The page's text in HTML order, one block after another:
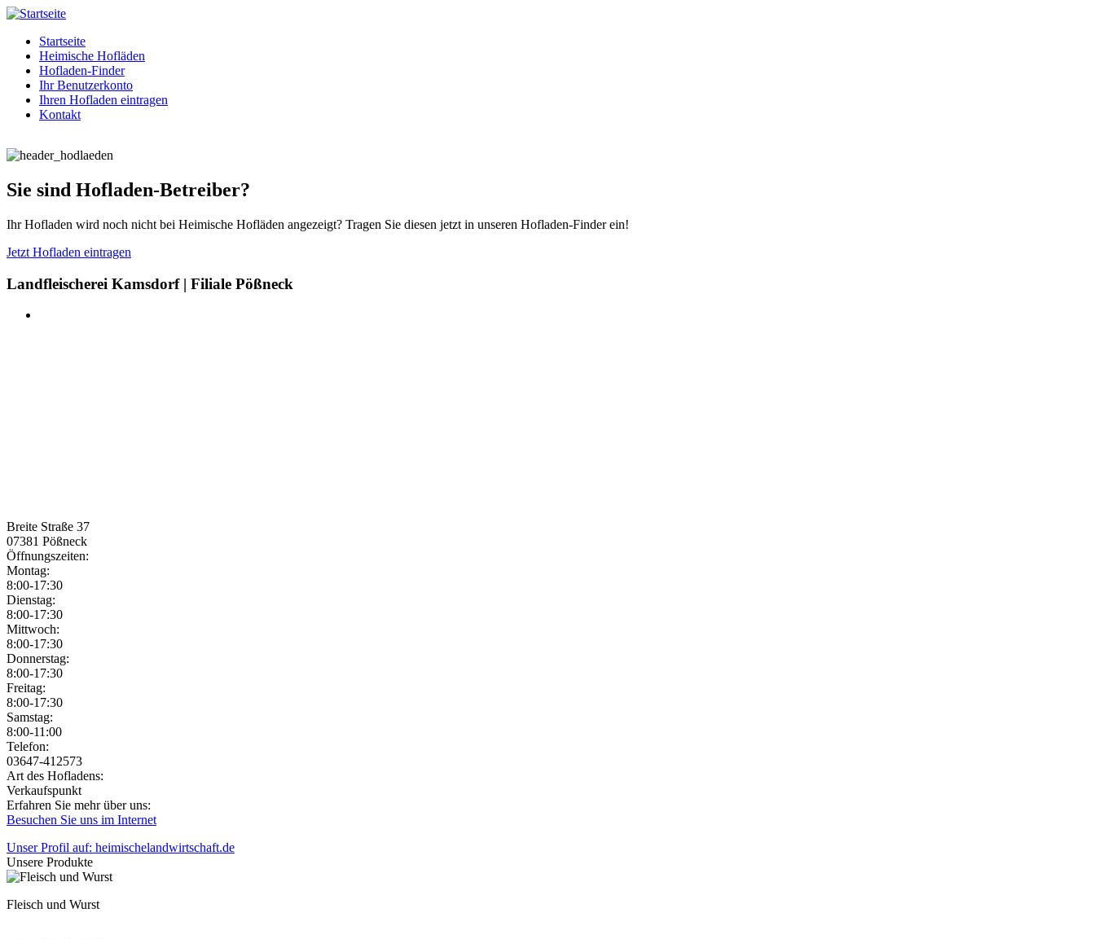
Startseite
Heimische Hofläden
Hofladen-Finder
Ihr Benutzerkonto
Ihren Hofladen eintragen
Kontakt
Sie sind Hofladen-Betreiber?
Ihr Hofladen wird noch nicht bei Heimische Hofläden angezeigt? Tragen Sie diesen jetzt in unseren Hofladen-Finder ein!
Jetzt Hofladen eintragen
Landfleischerei Kamsdorf | Filiale Pößneck
Breite Straße 37
07381 Pößneck
Öffnungszeiten:
Montag:
8:00-17:30
Dienstag:
8:00-17:30
Mittwoch:
8:00-17:30
Donnerstag:
8:00-17:30
Freitag:
8:00-17:30
Samstag:
8:00-11:00
Jetzt geöffnet!
Jetzt geschlossen!
Telefon:
03647-412573
Art des Hofladens:
Verkaufspunkt
Erfahren Sie mehr über uns:
Besuchen Sie uns im Internet
Unser Profil auf: heimischelandwirtschaft.de
Unsere Produkte
Fleisch und Wurst